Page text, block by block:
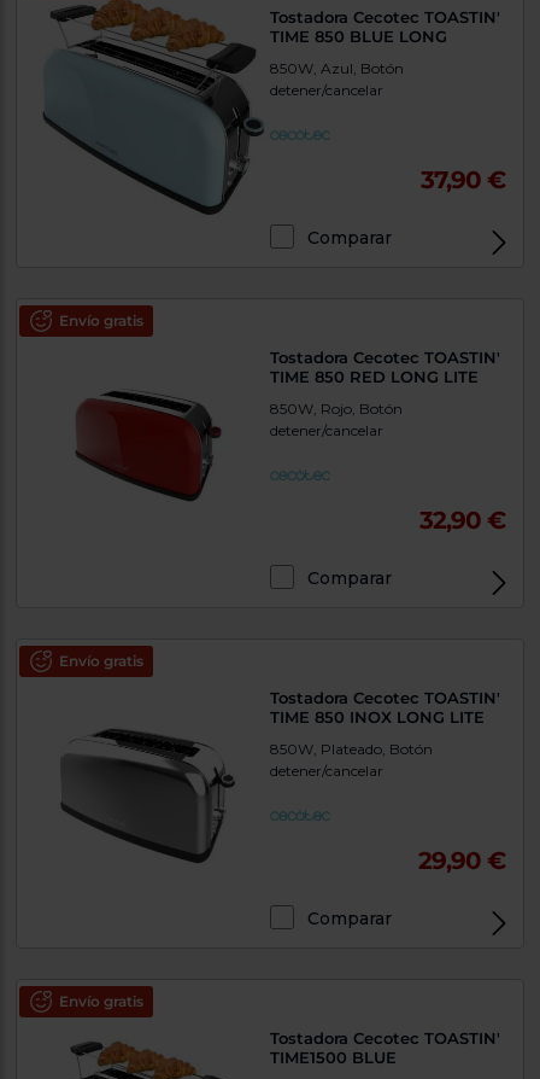
Tostadora Cecotec TOASTIN'
TIME 850 BLUE LONG
850W, Azul, Botón
detener/cancelar
37,90 €
Comparar
Envío gratis
Tostadora Cecotec TOASTIN'
TIME 850 RED LONG LITE
850W, Rojo, Botón
detener/cancelar
32,90 €
Comparar
Envío gratis
Tostadora Cecotec TOASTIN'
TIME 850 INOX LONG LITE
850W, Plateado, Botón
detener/cancelar
29,90 €
Comparar
Envío gratis
Tostadora Cecotec TOASTIN'
TIME1500 BLUE